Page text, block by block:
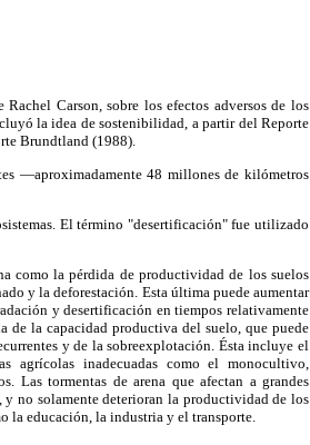
Rachel Carson, sobre los efectos adversos de los
la idea de sostenibilidad, a partir del Reporte
Brundtland (1988).
—aproximadamente 48 millones de kilómetros
El término "desertificación" fue utilizado
como la pérdida de productividad de los suelos
y la deforestación. Esta última puede aumentar
y desertificación en tiempos relativamente
de la capacidad productiva del suelo, que puede
y de la sobreexplotación. Ésta incluye el
agrícolas inadecuadas como el monocultivo,
Las tormentas de arena que afectan a grandes
y no solamente deterioran la productividad de los
la educación, la industria y el transporte.